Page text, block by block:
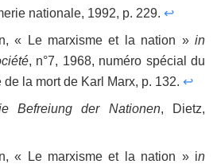
nationale, 1992, p. 229. ↩
« Le marxisme et la nation » in
, n°7, 1968, numéro spécial du
la mort de Karl Marx, p. 132. ↩
Befreiung der Nationen, Dietz,
« Le marxisme et la nation » in